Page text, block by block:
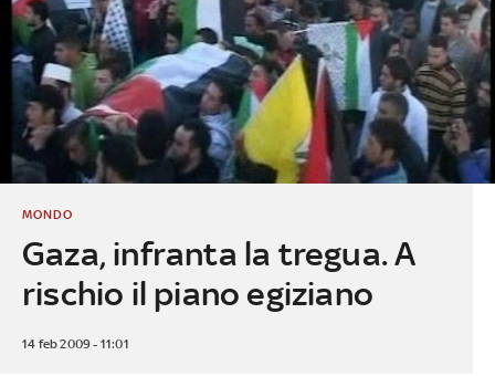
Gaza, infranta la tregua. A
rischio il piano egiziano
MONDO
14 feb 2009 - 11:01